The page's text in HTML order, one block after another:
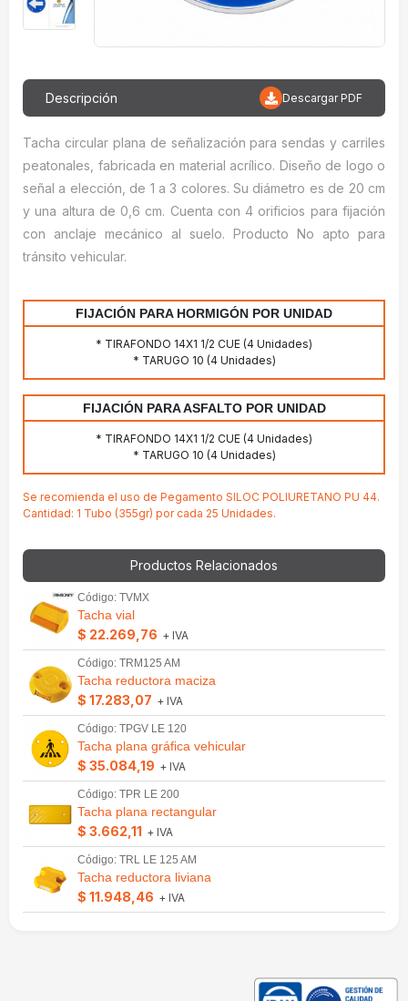
Descripción Descargar PDF
Tacha circular plana de señalización para sendas y carriles
peatonales, fabricada en material acrílico. Diseño de logo o
señal a elección, de 1 a 3 colores. Su diámetro es de 20 cm
y una altura de 0,6 cm. Cuenta con 4 orificios para fijación
con anclaje mecánico al suelo. Producto No apto para
tránsito vehicular.
FIJACIÓN PARA HORMIGÓN POR UNIDAD
* TIRAFONDO 14X1 1/2 CUE (4 Unidades)
* TARUGO 10 (4 Unidades)
FIJACIÓN PARA ASFALTO POR UNIDAD
* TIRAFONDO 14X1 1/2 CUE (4 Unidades)
* TARUGO 10 (4 Unidades)
Se recomienda el uso de Pegamento SILOC POLIURETANO PU 44.
Cantidad: 1 Tubo (355gr) por cada 25 Unidades.
Productos Relacionados
Código: TVMX
Tacha vial
$ 22.269,76 + IVA
Código: TRM125 AM
Tacha reductora maciza
$ 17.283,07 + IVA
Código: TPGV LE 120
Tacha plana gráfica vehicular
$ 35.084,19 + IVA
Código: TPR LE 200
Tacha plana rectangular
$ 3.662,11 + IVA
Código: TRL LE 125 AM
Tacha reductora liviana
$ 11.948,46 + IVA